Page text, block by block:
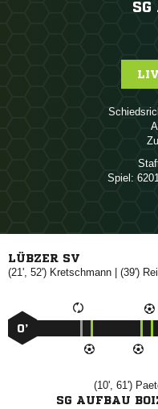
Spiel:
LÜBZER SV
(21', 52')  | (39')
0’
(10', 61')
SG AUFBAU